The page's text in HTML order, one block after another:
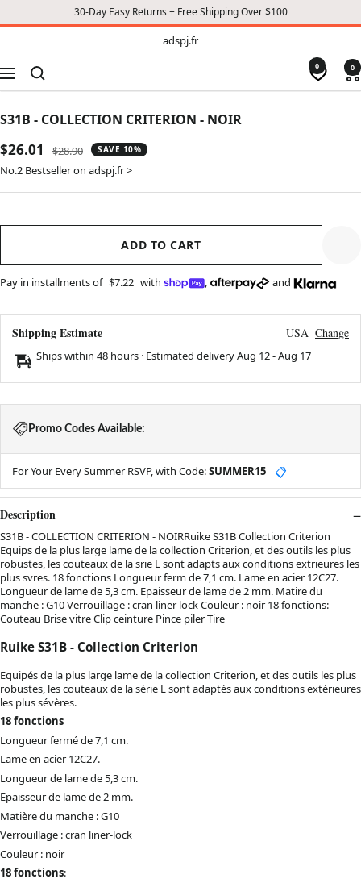
30-Day Easy Returns + Free Shipping Over $100
adspj.fr
Navigation
0 0
S31B - COLLECTION CRITERION - NOIR
Sale
price
$26.01
Regular
price
$28.90 SAVE 10%
No.2 Bestseller on adspj.fr >
ADD TO CART
Pay in installments of $7.22 with , and
Shipping Estimate USA Change
Ships within 48 hours · Estimated deliveryAug 12-Aug 17
Promo Codes Available:
For Your Every Summer RSVP, with Code:SUMMER15 📋
Description
S31B - COLLECTION CRITERION - NOIRRuike S31B Collection Criterion
Equips de la plus large lame de la collection Criterion, et des outils les plus
robustes, les couteaux de la srie L sont adapts aux conditions extrieures les
plus svres. 18 fonctions Longueur ferm de 7,1 cm. Lame en acier 12C27.
Longueur de lame de 5,3 cm. Epaisseur de lame de 2 mm. Matire du
manche : G10 Verrouillage : cran liner lock Couleur : noir 18 fonctions:
Couteau Brise vitre Clip ceinture Pince piler Tire
Ruike S31B - Collection Criterion
Equipés de la plus large lame de la collection Criterion, et des outils les plus
robustes, les couteaux de la série L sont adaptés aux conditions extérieures
les plus sévères.
18 fonctions
Longueur fermé de 7,1 cm.
Lame en acier 12C27.
Longueur de lame de 5,3 cm.
Epaisseur de lame de 2 mm.
Matière du manche : G10
Verrouillage : cran liner-lock
Couleur : noir
18 fonctions: